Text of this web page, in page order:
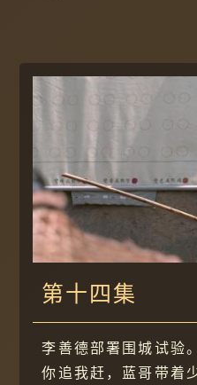
第十四集
李善德部署围城试验
你追我赶，蓝哥带着